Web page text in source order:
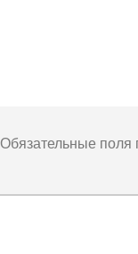
Обязательные поля